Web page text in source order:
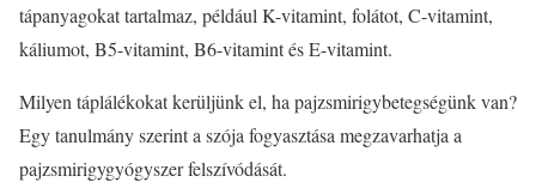
tápanyagokat tartalmaz, például K-vitamint, folátot, C-vitamint,
káliumot, B5-vitamint, B6-vitamint és E-vitamint.
Milyen táplálékokat kerüljünk el, ha pajzsmirigybetegségünk van?
Egy tanulmány szerint a szója fogyasztása megzavarhatja a
pajzsmirigygyógyszer felszívódását.